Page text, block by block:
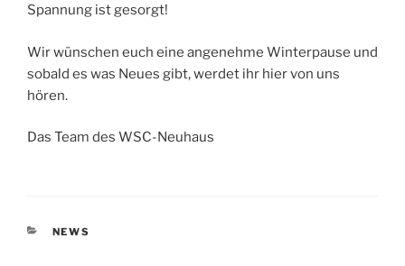
Spannung ist gesorgt!
Wir wünschen euch eine angenehme Winterpause und
sobald es was Neues gibt, werdet ihr hier von uns
hören.
Das Team des WSC-Neuhaus
KATEGORIEN
NEWS